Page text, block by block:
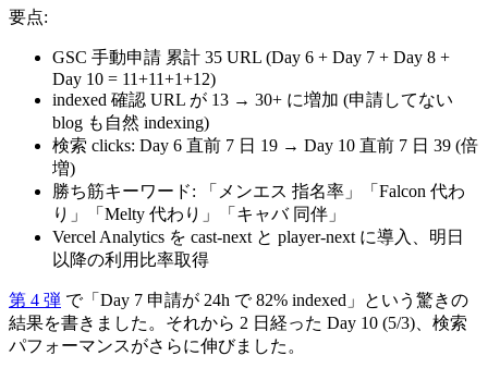
要点:
GSC 手動申請 累計 35 URL (Day 6 + Day 7 + Day 8 +
Day 10 = 11+11+1+12)
indexed 確認 URL が 13 → 30+ に増加 (申請してない
blog も自然 indexing)
検索 clicks: Day 6 直前 7 日 19 → Day 10 直前 7 日 39 (倍
増)
勝ち筋キーワード: 「メンエス 指名率」「Falcon 代わ
り」「Melty 代わり」「キャバ 同伴」
Vercel Analytics を cast-next と player-next に導入、明日
以降の利用比率取得
第 4 弾 で「Day 7 申請が 24h で 82% indexed」という驚きの
結果を書きました。それから 2 日経った Day 10 (5/3)、検索
パフォーマンスがさらに伸びました。